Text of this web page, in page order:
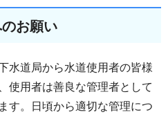
お願い
水道局から水道使用者の皆様
使用者は善良な管理者として
す。日頃から適切な管理につ